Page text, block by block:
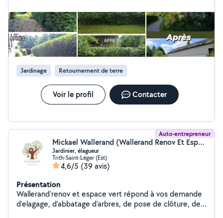
respecter avec petit cadeau offert à la prestation.
Hésiter pas à faire votre demande.
Jardinage Retournement de terre
Voir le profil Contacter
Auto-entrepreneur
Mickael Wallerand (Wallerand Renov Et Espace Vert)
Jardinier, élagueur
Trith-Saint-Léger (Est)
4,6/5 (39 avis)
Présentation
Wallerand'renov et espace vert répond à vos demande
d'elagage, d'abbatage d'arbres, de pose de clôture, de